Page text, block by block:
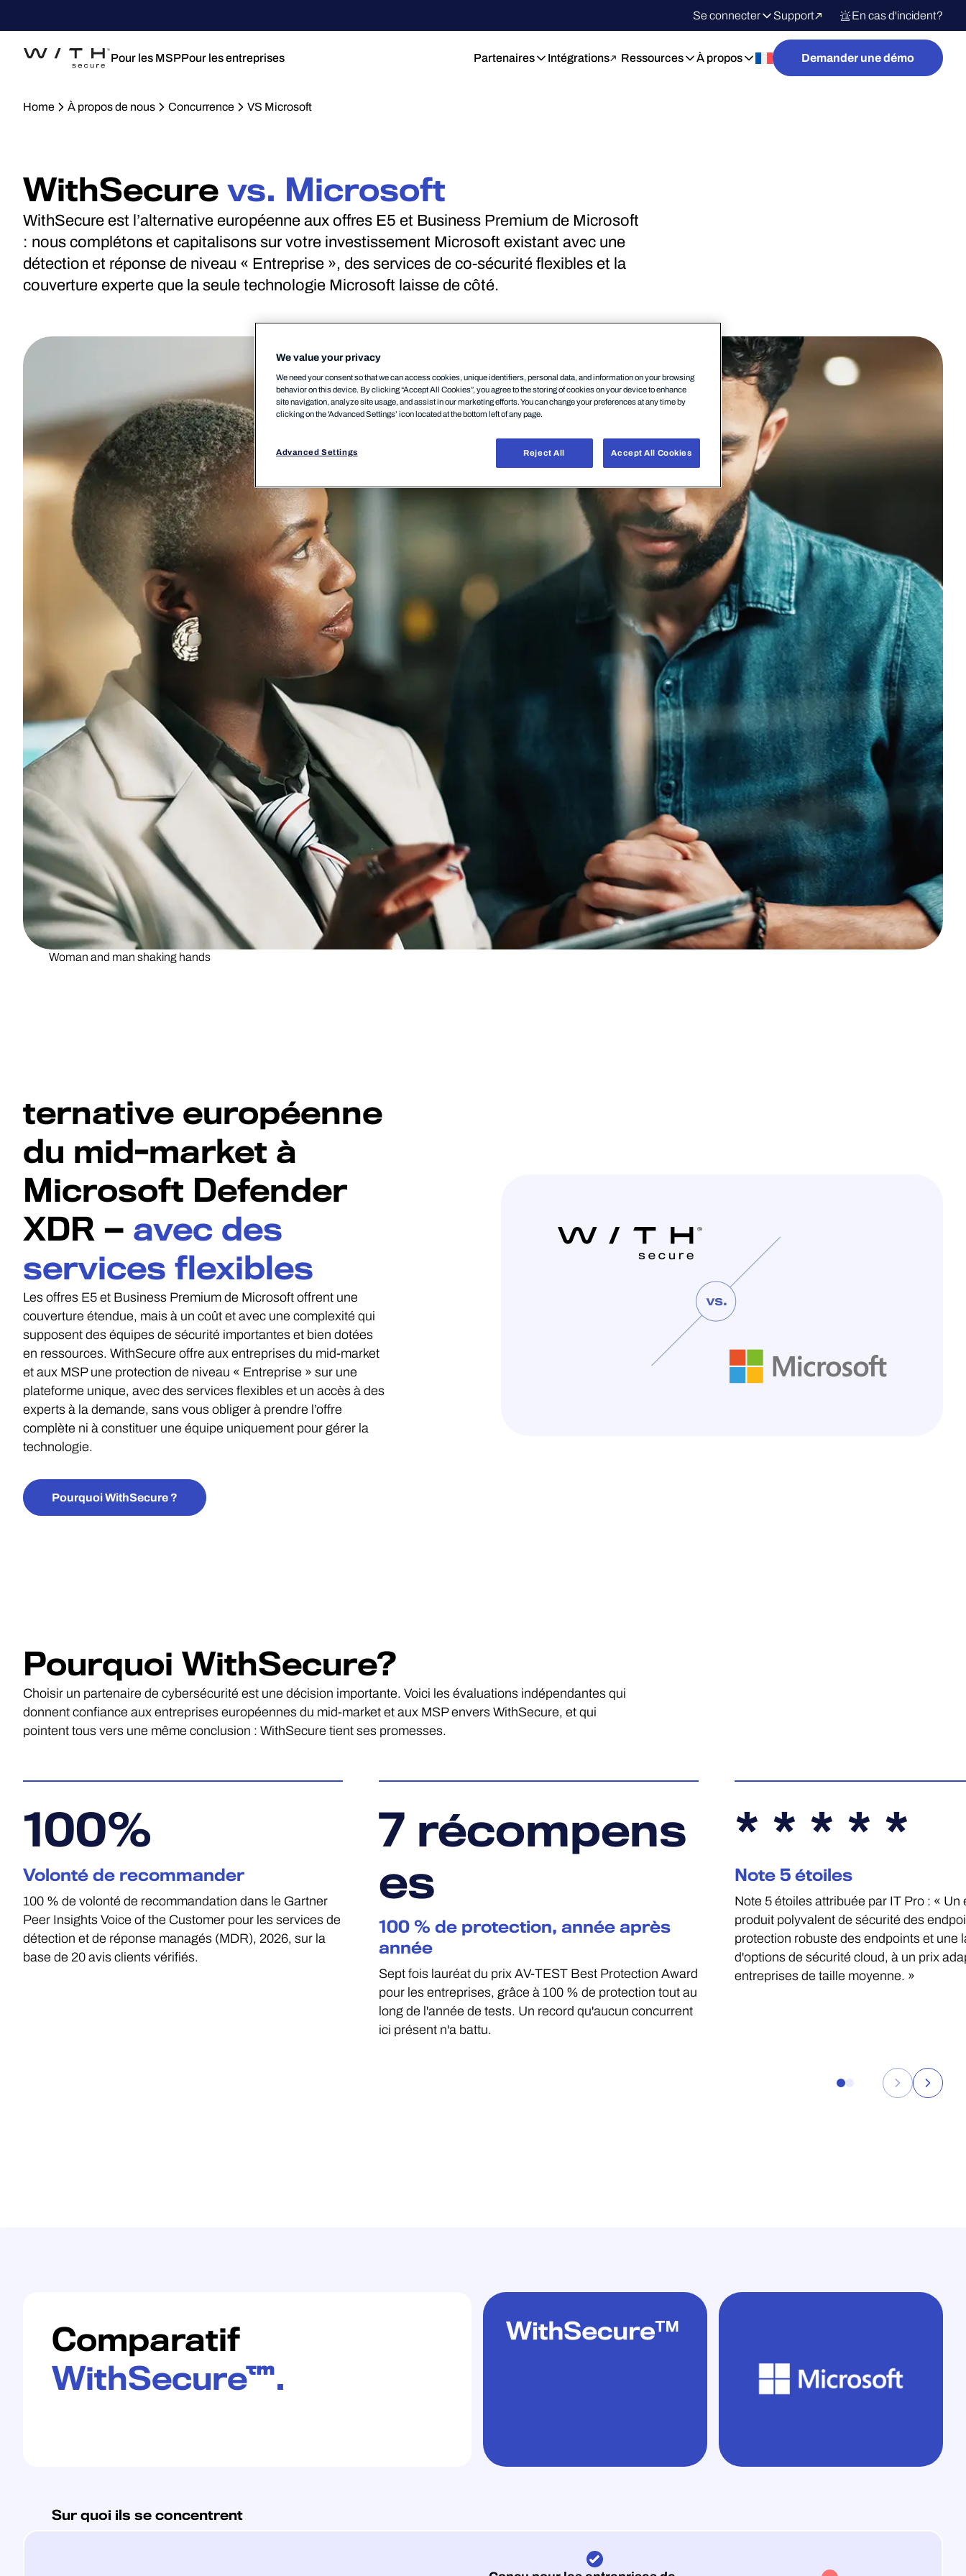
Se connecter Support En cas d'incident?
Pour les MSPPour les entreprises Partenaires Intégrations Ressources À propos Demander une démo
Home À propos de nous Concurrence VS Microsoft
WithSecure vs. Microsoft
WithSecure est l’alternative européenne aux offres E5 et Business Premium de Microsoft
: nous complétons et capitalisons sur votre investissement Microsoft existant avec une
détection et réponse de niveau « Entreprise », des services de co-sécurité flexibles et la
couverture experte que la seule technologie Microsoft laisse de côté.
Woman and man shaking hands
ternative européenne
du mid-market à
Microsoft Defender
XDR — avec des
services flexibles
Les offres E5 et Business Premium de Microsoft offrent une
couverture étendue, mais à un coût et avec une complexité qui
supposent des équipes de sécurité importantes et bien dotées
en ressources. WithSecure offre aux entreprises du mid-market
et aux MSP une protection de niveau « Entreprise » sur une
plateforme unique, avec des services flexibles et un accès à des
experts à la demande, sans vous obliger à prendre l’offre
complète ni à constituer une équipe uniquement pour gérer la
technologie.
Pourquoi WithSecure ?
Pourquoi WithSecure?
Choisir un partenaire de cybersécurité est une décision importante. Voici les évaluations indépendantes qui
donnent confiance aux entreprises européennes du mid-market et aux MSP envers WithSecure, et qui
pointent tous vers une même conclusion : WithSecure tient ses promesses.
100%
Volonté de recommander
100 % de volonté de recommandation dans le Gartner
Peer Insights Voice of the Customer pour les services de
détection et de réponse managés (MDR), 2026, sur la
base de 20 avis clients vérifiés.
7 récompens
es
100 % de protection, année après
année
Sept fois lauréat du prix AV-TEST Best Protection Award
pour les entreprises, grâce à 100 % de protection tout au
long de l'année de tests. Un record qu'aucun concurrent
ici présent n'a battu.
* * * * *
Note 5 étoiles
Note 5 étoiles attribuée par IT Pro : « Un
produit polyvalent de sécurité des
protection robuste des endpoints et une
d'options de sécurité cloud, à un prix
entreprises de taille moyenne. »
Comparatif
WithSecure™.
Sur quoi ils se concentrent
We value your privacy
We need your consent so that we can access cookies, unique identifiers, personal data, and information on your browsing
behavior on this device. By clicking “Accept All Cookies”, you agree to the storing of cookies on your device to enhance
site navigation, analyze site usage, and assist in our marketing efforts. You can change your preferences at any time by
clicking on the 'Advanced Settings’ icon located at the bottom left of any page.
Advanced Settings Reject All Accept All Cookies